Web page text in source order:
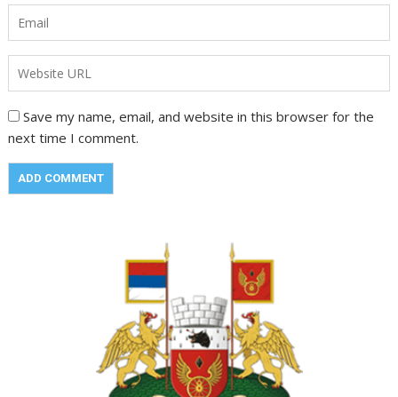
Save my name, email, and website in this browser for the
next time I comment.